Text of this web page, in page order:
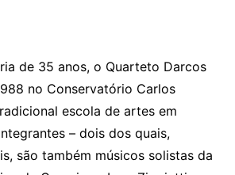
de 35 anos, o Quarteto Darcos
no Conservatório Carlos
escola de artes em
– dois dos quais,
são também músicos solistas da